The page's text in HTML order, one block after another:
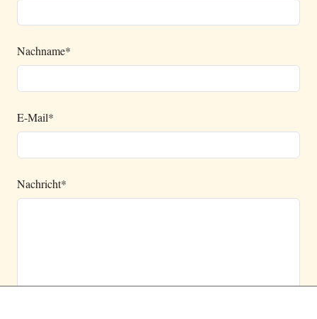
Nachname*
E-Mail*
Nachricht*